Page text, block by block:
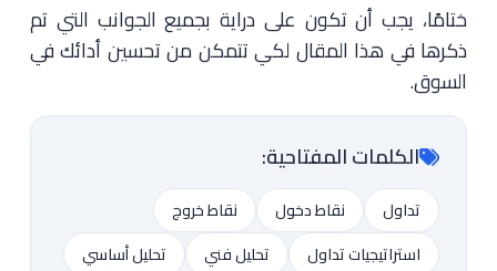
ختامًا، يجب أن تكون على دراية بجميع الجوانب التي تم
ذكرها في هذا المقال لكي تتمكن من تحسين أدائك في
السوق.
الكلمات المفتاحية:
تداول نقاط دخول
نقاط خروج
استراتيجيات تداول
تحليل فني
تحليل أساسي